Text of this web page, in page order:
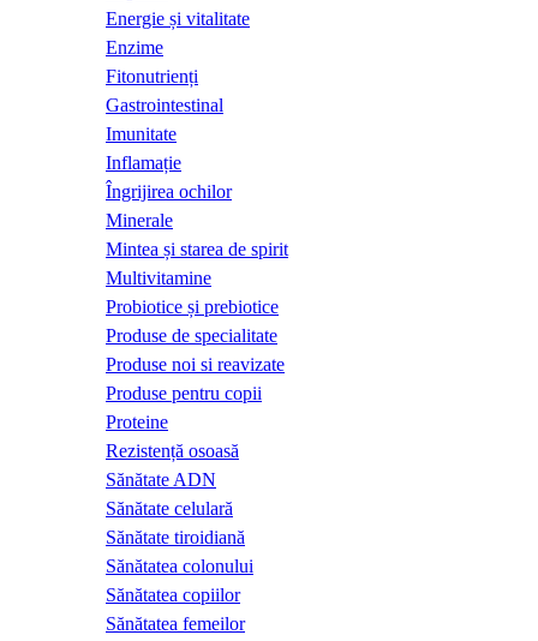
Energie și vitalitate
Enzime
Fitonutrienți
Gastrointestinal
Imunitate
Inflamație
Îngrijirea ochilor
Minerale
Mintea și starea de spirit
Multivitamine
Probiotice și prebiotice
Produse de specialitate
Produse noi si reavizate
Produse pentru copii
Proteine
Rezistență osoasă
Sănătate ADN
Sănătate celulară
Sănătate tiroidiană
Sănătatea colonului
Sănătatea copiilor
Sănătatea femeilor